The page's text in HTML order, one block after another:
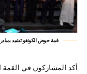
قمة حوض الكونغو تشيد
أكد المشاركون في القمة